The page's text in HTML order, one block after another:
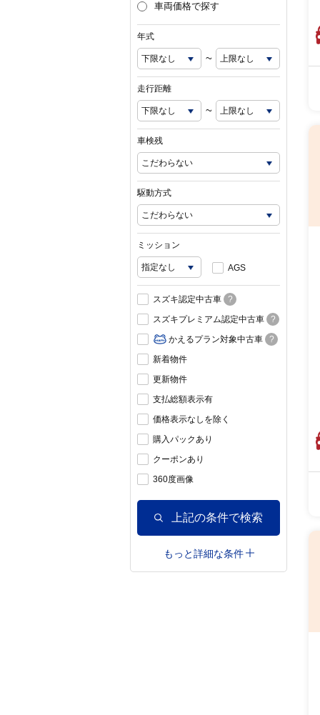
車両価格で探す
年式
~
走行距離
~
車検残
駆動方式
ミッション
AGS
スズキ認定中古車
?
スズキプレミアム認定中古車
?
かえるプラン対象中古車
?
新着物件
更新物件
支払総額表示有
価格表示なしを除く
購入パックあり
クーポンあり
360度画像
上記の条件で検索
もっと詳細な条件